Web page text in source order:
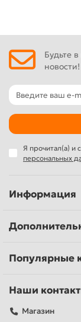
Будьте
Я прочитал(а) и
персональных
Информация
Популярные
Наши
Магазин